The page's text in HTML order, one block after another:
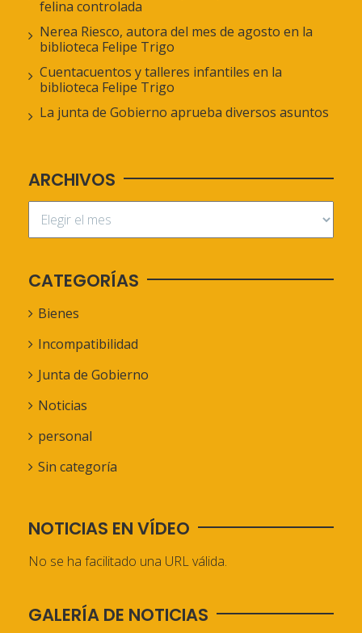
felina controlada
Nerea Riesco, autora del mes de agosto en la
biblioteca Felipe Trigo
Cuentacuentos y talleres infantiles en la
biblioteca Felipe Trigo
La junta de Gobierno aprueba diversos asuntos
ARCHIVOS
CATEGORÍAS
Bienes
Incompatibilidad
Junta de Gobierno
Noticias
personal
Sin categoría
NOTICIAS EN VÍDEO
No se ha facilitado una URL válida.
GALERÍA DE NOTICIAS